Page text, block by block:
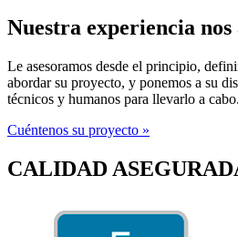
Nuestra experiencia nos
Le asesoramos desde el principio,
abordar su proyecto, y ponemos a su
técnicos y humanos para llevarlo a cabo.
Cuéntenos su proyecto »
CALIDAD